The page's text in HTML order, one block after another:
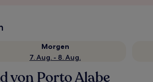
Morgen
7. Aug. - 8. Aug.
von Porto Alabe